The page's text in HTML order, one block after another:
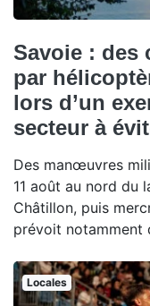
Savoie : des
par
lors d’un
secteur à
Des manœuvres
11 août au nord du
Châtillon, puis
prévoit notamment
Locales